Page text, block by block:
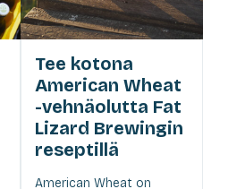
Tee kotona
American Wheat
-vehnäolutta Fat
Lizard Brewingin
reseptillä
American Wheat on